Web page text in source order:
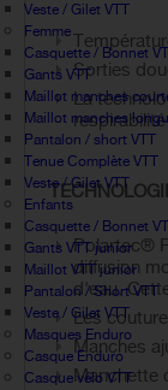
Veste / Gilet VTT
Femme
Casquette / Bonnet
Gants VTT
Maillot manches
Maillot manches
Pantalon / short VTT
Tenue Complète VTT
Veste / Gilet VTT
Enfants
Casquette / Bonnet
Gants VTT junior
Maillot VTT junior
Pantalon / Short VTT
Veste / Gilet VTT
Masques Enduro
Casque Enduro
Casque vélo VTT
Sorties
La
Polartec®
diffusion
d'eau.
Les
Manches
Manchette